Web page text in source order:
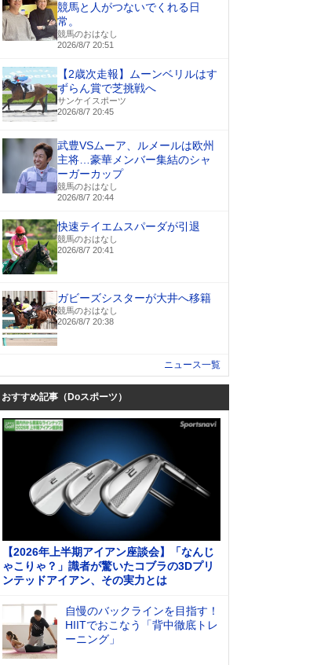
競馬と人がつないでくれる日
常。
競馬のおはなし
2026/8/7 20:51
【2歳次走報】ムーンベリルはす
ずらん賞で芝挑戦へ
サンケイスポーツ
2026/8/7 20:45
武豊VSムーア、ルメールは欧州
主将…豪華メンバー集結のシャ
ーガーカップ
競馬のおはなし
2026/8/7 20:44
快速テイエムスパーダが引退
競馬のおはなし
2026/8/7 20:41
ガビーズシスターが大井へ移籍
競馬のおはなし
2026/8/7 20:38
ニュース一覧
おすすめ記事（Doスポーツ）
【2026年上半期アイアン座談会】「なんじ
ゃこりゃ？」識者が驚いたコブラの3Dプリ
ンテッドアイアン、その実力とは
自慢のバックラインを目指す！
HIITでおこなう「背中徹底トレ
ーニング」